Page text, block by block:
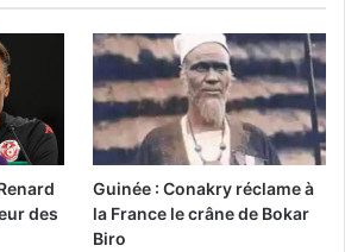
des
Guinée : Conakry réclame à
la France le crâne de Bokar
Biro